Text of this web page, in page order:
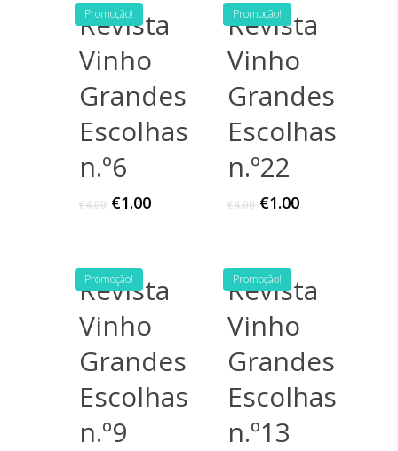
Promoção!
Revista
Vinho
Grandes
Escolhas
n.º6
€4.00 €1.00
Promoção!
Revista
Vinho
Grandes
Escolhas
n.º22
€4.00 €1.00
Promoção!
Revista
Vinho
Grandes
Escolhas
n.º9
Promoção!
Revista
Vinho
Grandes
Escolhas
n.º13